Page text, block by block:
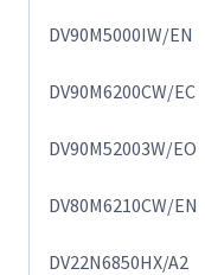
DV90M5000IW/EN
DV90M6200CW/EC
DV90M52003W/EO
DV80M6210CW/EN
DV22N6850HX/A2